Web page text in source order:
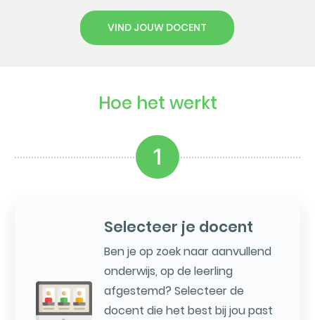
VIND JOUW DOCENT
Hoe het werkt
1
Selecteer je docent
Ben je op zoek naar aanvullend
onderwijs, op de leerling
afgestemd? Selecteer de
docent die het best bij jou past